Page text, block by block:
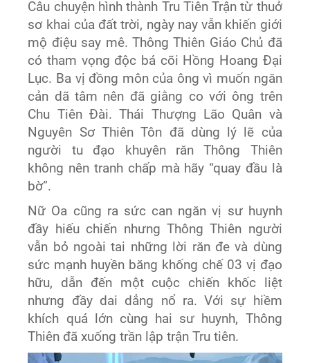
Câu chuyện hình thành Tru Tiên Trận từ thuở
sơ khai của đất trời, ngày nay vẫn khiến giới
mộ điệu say mê. Thông Thiên Giáo Chủ đã
có tham vọng độc bá cõi Hồng Hoang Đại
Lục. Ba vị đồng môn của ông vì muốn ngăn
cản dã tâm nên đã giằng co với ông trên
Chu Tiên Đài. Thái Thượng Lão Quân và
Nguyên Sơ Thiên Tôn đã dùng lý lẽ của
người tu đạo khuyên răn Thông Thiên
không nên tranh chấp mà hãy “quay đầu là
bờ”.
Nữ Oa cũng ra sức can ngăn vị sư huynh
đầy hiếu chiến nhưng Thông Thiên người
vẫn bỏ ngoài tai những lời răn đe và dùng
sức mạnh huyền băng khống chế 03 vị đạo
hữu, dẫn đến một cuộc chiến khốc liệt
nhưng đầy dai dẳng nổ ra. Với sự hiềm
khích quá lớn cùng hai sư huynh, Thông
Thiên đã xuống trần lập trận Tru tiên.